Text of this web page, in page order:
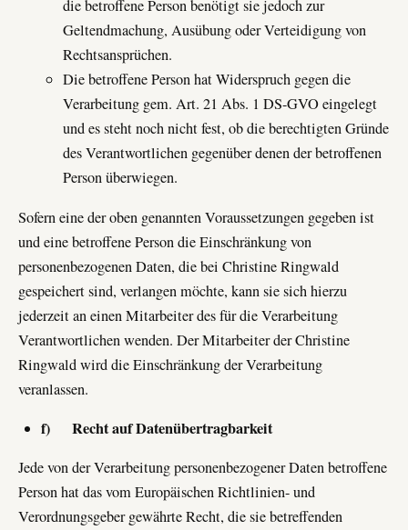
die betroffene Person benötigt sie jedoch zur
Geltendmachung, Ausübung oder Verteidigung von
Rechtsansprüchen.
Die betroffene Person hat Widerspruch gegen die
Verarbeitung gem. Art. 21 Abs. 1 DS-GVO eingelegt
und es steht noch nicht fest, ob die berechtigten Gründe
des Verantwortlichen gegenüber denen der betroffenen
Person überwiegen.
Sofern eine der oben genannten Voraussetzungen gegeben ist
und eine betroffene Person die Einschränkung von
personenbezogenen Daten, die bei Christine Ringwald
gespeichert sind, verlangen möchte, kann sie sich hierzu
jederzeit an einen Mitarbeiter des für die Verarbeitung
Verantwortlichen wenden. Der Mitarbeiter der Christine
Ringwald wird die Einschränkung der Verarbeitung
veranlassen.
f) Recht auf Datenübertragbarkeit
Jede von der Verarbeitung personenbezogener Daten betroffene
Person hat das vom Europäischen Richtlinien- und
Verordnungsgeber gewährte Recht, die sie betreffenden